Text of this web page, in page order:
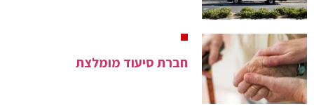
חברת סיעוד מומלצת